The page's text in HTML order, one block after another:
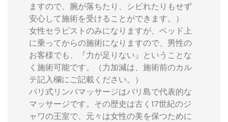
ますので、腕が落ちたり、シビれたりもせず
安心して施術を受けることができます。）
女性セラピストのみになりますが、ベッド上
に乗ってからの施術になりますので、男性の
お客様でも、『力が足りない』ということな
く施術可能です。（力加減は、施術前のカル
テ記入欄にご記載ください。）
バリ式リンパマッサージはバリ島で代表的な
マッサージです。その歴史は古く17世紀のジ
ャワの王室で、元々は女性の美を保つために